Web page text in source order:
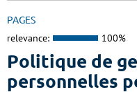
PAGES
relevance: 100%
Politique de
personnelles